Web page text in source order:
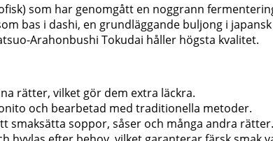
som har genomgått en noggrann
bas i dashi, en grundläggande buljong i
Arahonbushi Tokudai håller högsta kvalitet.
rätter, vilket gör dem extra läckra.
och bearbetad med traditionella metoder.
smaksätta soppor, såser och många andra rätter.